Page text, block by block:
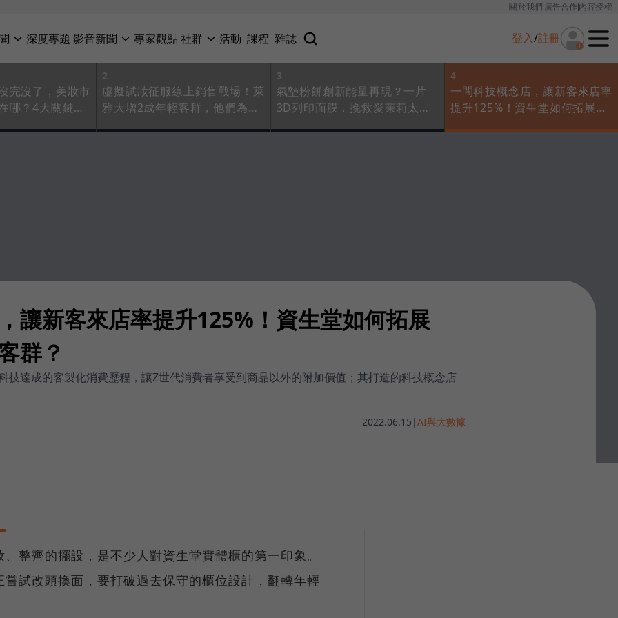
關於我們廣告合作內容授權
深度專題 影音新聞 專家觀點社群 活動 課程 雜誌 登入/註冊
完沒了，美妝市
哪？4大關鍵抓
2
虛擬試妝征服線上銷售戰場！萊
雅大增2成年輕客群，他們為何
3
氣墊粉餅創新能量再現？一片
3D列印面膜，挽救愛茉莉太平
4
一間科技概念店，讓新客來店率
提升125%！資生堂如何拓展
讓新客來店率提升125%！資生堂如何拓展
群？
技達成的客製化消費歷程，讓Z世代消費者享受到商品以外的附加價值；其打造的科技概念店
2022.06.15 |AI與大數據
整齊的擺設，是不少人對資生堂實體櫃的第一印象。
試改頭換面，要打破過去保守的櫃位設計，翻轉年輕